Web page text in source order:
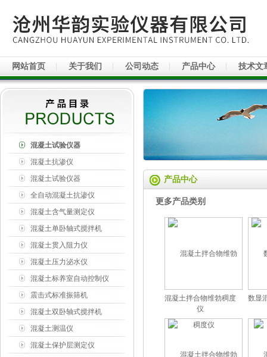
网站首页 关于我们 公司动态 产品中心 技术文
混凝土试验仪器
混凝土抗渗仪
混凝土试验仪器
全自动混凝土抗渗仪
混凝土含气量测定仪
混凝土单卧轴式搅拌机
混凝土贯入阻力仪
混凝土压力泌水仪
混凝土标养室自动控制仪
震击式标准振筛机
混凝土双卧轴式搅拌机
混凝土测温仪
混凝土保护层测定仪
产品中心
更多产品类别
混凝土拌合物维勃稠度
仪
数显